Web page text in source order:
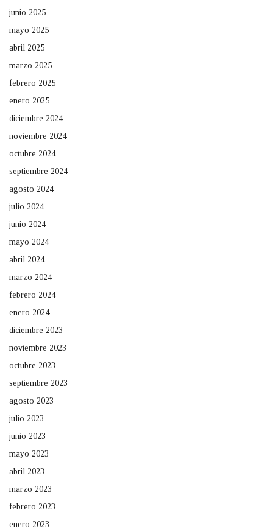
junio 2025
mayo 2025
abril 2025
marzo 2025
febrero 2025
enero 2025
diciembre 2024
noviembre 2024
octubre 2024
septiembre 2024
agosto 2024
julio 2024
junio 2024
mayo 2024
abril 2024
marzo 2024
febrero 2024
enero 2024
diciembre 2023
noviembre 2023
octubre 2023
septiembre 2023
agosto 2023
julio 2023
junio 2023
mayo 2023
abril 2023
marzo 2023
febrero 2023
enero 2023